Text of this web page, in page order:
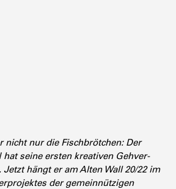
nicht nur die Fisch­brötchen: Der
hat seine ersten kreativen Gehver­
Jetzt hängt er am Alten Wall 20/22 im
der gemein­nüt­zigen